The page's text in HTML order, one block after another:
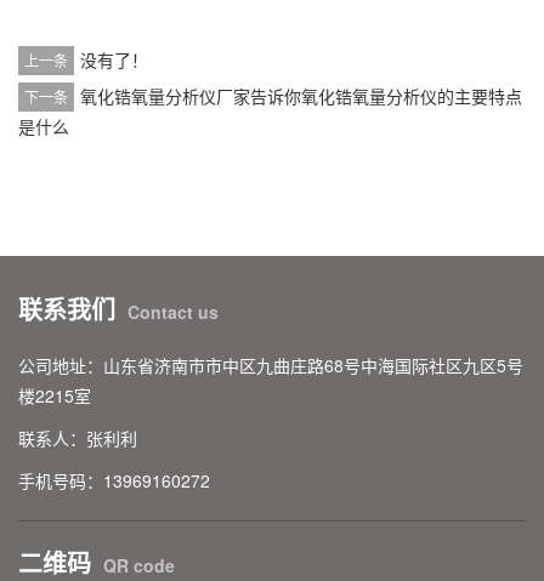
上一条 没有了！
下一条
氧化锆氧量分析仪厂家告诉你氧化锆氧量分析仪的主要特点
是什么
联系我们 Contact us
公司地址：山东省济南市市中区九曲庄路68号中海国际社区九区5号
楼2215室
联系人：张利利
手机号码：13969160272
二维码 QR code